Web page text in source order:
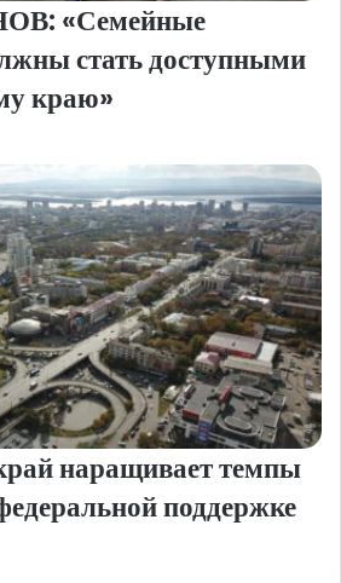
«Семейные
стать доступными
краю»
наращивает темпы
поддержке